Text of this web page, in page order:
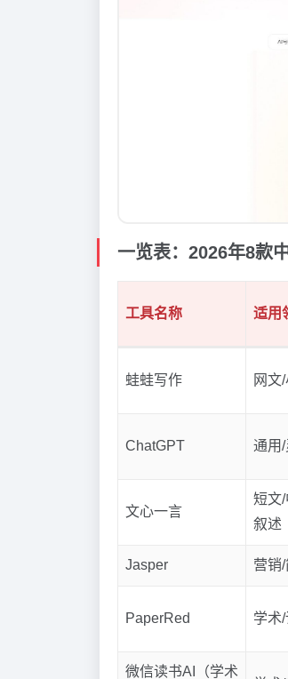
一览表：2026年8款
工具名称 适用
蛙蛙写作 网文
ChatGPT 通用
文心一言
短文
叙述
Jasper 营销
PaperRed 学术
微信读书AI（学术